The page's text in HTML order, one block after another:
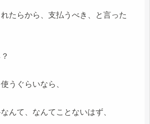
たらから、支払うべき、と言った
うぐらいなら、
んて、なんてことないはず、